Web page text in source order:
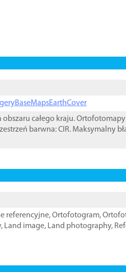
całego kraju. Ortofotomapy
barwna: CIR. Maksymalny
referencyjne,Ortofotogram,
, Land image, Land photography,